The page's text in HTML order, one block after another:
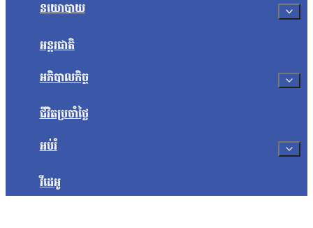
នយោបាយ
អន្តរជាតិ
អភិបាលកិច្ច
ជីវិតប្រចាំថ្ងៃ
អប់រំ
វីដេអូ